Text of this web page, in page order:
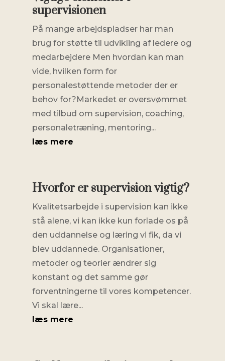
supervisionen
På mange arbejdspladser har man
brug for støtte til udvikling af ledere og
medarbejdere Men hvordan kan man
vide, hvilken form for
personalestøttende metoder der er
behov for?Markedet er oversvømmet
med tilbud om supervision, coaching,
personaletræning, mentoring...
læs mere
Hvorfor er supervision vigtig?
Kvalitetsarbejde i supervision kan ikke
stå alene, vi kan ikke kun forlade os på
den uddannelse og læring vi fik, da vi
blev uddannede. Organisationer,
metoder og teorier ændrer sig
konstant og det samme gør
forventningerne til vores kompetencer.
Vi skal lære...
læs mere